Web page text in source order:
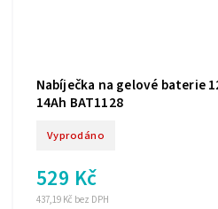
Nabíječka na gelové baterie
14Ah BAT1128
Vyprodáno
437,19 Kč bez DPH
529 Kč